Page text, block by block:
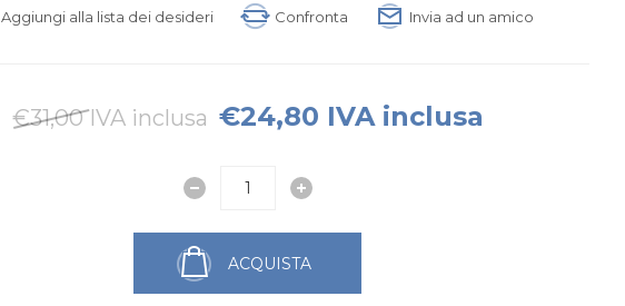
Aggiungi alla lista dei desideri Confronta Invia ad un amico
€31,00 IVA inclusa €24,80 IVA inclusa
ACQUISTA